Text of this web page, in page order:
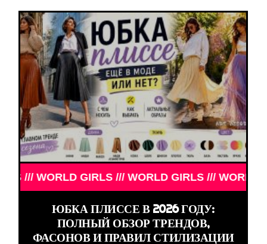
WORLD GIRLS /// WORLD GIRLS /// WORLD GIRLS
ЮБКА ПЛИССЕ В 2026 ГОДУ:
ПОЛНЫЙ ОБЗОР ТРЕНДОВ,
ФАСОНОВ И ПРАВИЛ СТИЛИЗАЦИИ